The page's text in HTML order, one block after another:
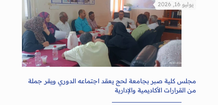
يوليو 16, 2026
مجلس كلية صبر بجامعة لحج يعقد اجتماعه الدوري ويقر جملة
من القرارات الأكاديمية والإدارية